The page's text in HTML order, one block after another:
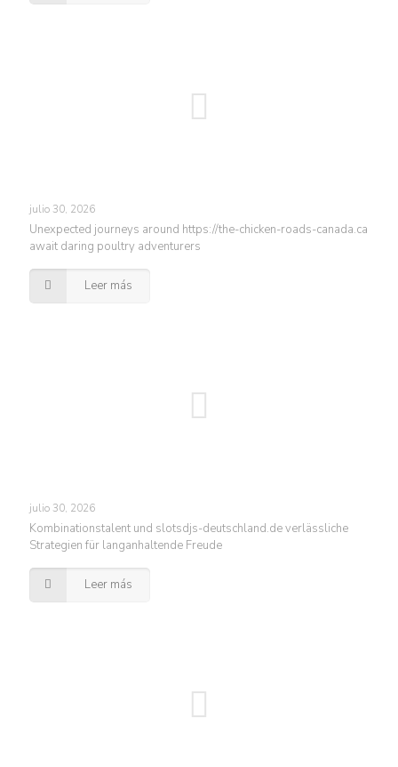
julio 30, 2026
Unexpected journeys around https://the-chicken-roads-canada.ca
await daring poultry adventurers
Leer más
julio 30, 2026
Kombinationstalent und slotsdjs-deutschland.de verlässliche
Strategien für langanhaltende Freude
Leer más